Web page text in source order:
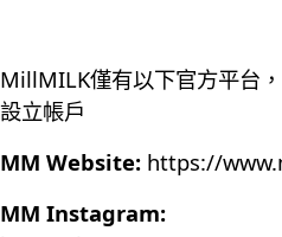
MillMILK僅有以下官方平台
設立帳戶
MM Website: https://
MM Instagram: